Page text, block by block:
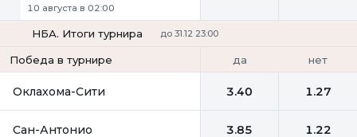
10 августа в 02:00
НБА. Итоги турнира до 31.12 23:00
Победа в турнире да нет
Оклахома-Сити 3.40 1.27
Сан-Антонио 3.85 1.22